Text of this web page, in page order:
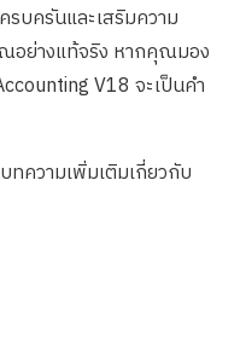
รบครันและเสริมความ
อย่างแท้จริง หากคุณมอง
V18 จะเป็นคำ
ทความเพิ่มเติมเกี่ยวกับ